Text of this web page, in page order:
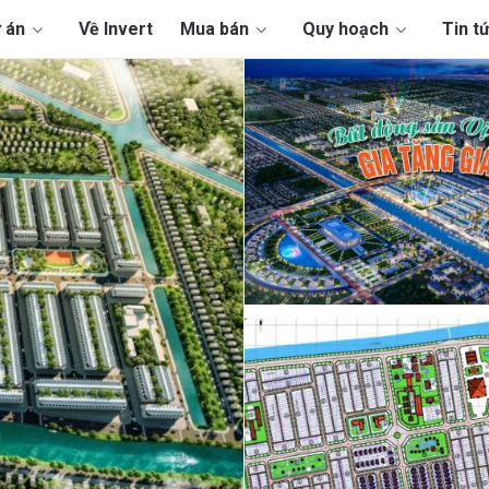
án Về Invert Mua bán Quy hoạch Tin